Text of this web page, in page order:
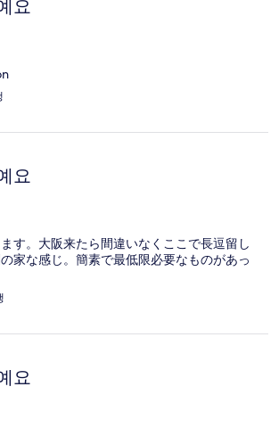
요
요
す。大阪来たら間違いなくここで長逗留し
家な感じ。簡素で最低限必要なものがあっ
요